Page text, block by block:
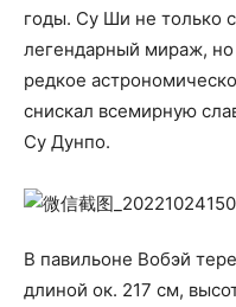
годы. Су Ши не только
легендарный мираж, но
редкое
снискал всемирную
Су Дунпо.
В павильоне Вобэй
длиной ок. 217 см,